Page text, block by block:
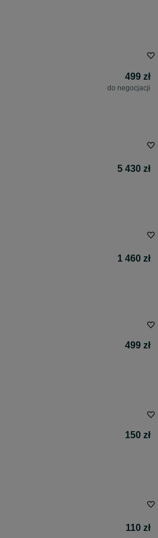
499 zł
do negocjacji
5 430 zł
1 460 zł
499 zł
150 zł
110 zł